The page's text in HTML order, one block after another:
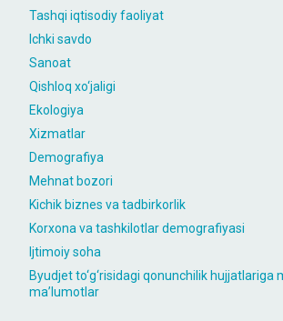
Tashqi iqtisodiy faoliyat
Ichki savdo
Sanoat
Qishloq xo‘jaligi
Ekologiya
Xizmatlar
Demografiya
Mehnat bozori
Kichik biznes va tadbirkorlik
Korxona va tashkilotlar demografiyasi
Ijtimoiy soha
Byudjet to‘g‘risidagi qonunchilik hujjatlariga
maʼlumotlar